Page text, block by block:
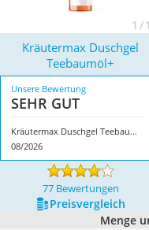
1 /
Kräutermax Duschgel
Teebaumöl+
Unsere Bewertung
SEHR GUT
Kräutermax Duschgel Teebaumöl+
08/2026
77 Bewertungen
Preis­vergleich
Menge